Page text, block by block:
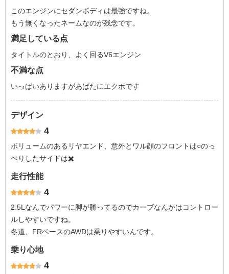
このエンジンにセダンボディは最強ですね。
もう無くなったネームなのが残念です。
満足している点
タイトルのとおり、よく回るV6エンジン
不満な点
いっぱいありますがあばたにエクボです
デザイン
4
ボリュームのあるリヤエンド、意外とワル顔のフロントは○のっ
ぺりしたサイドは✖️
走行性能
4
2.5Lなんでパワーに脚が勝ってるのでカーブなんかはコントロー
ルしやすいですね。
冬道、FRベースのAWDは乗りやすいんです。
乗り心地
4